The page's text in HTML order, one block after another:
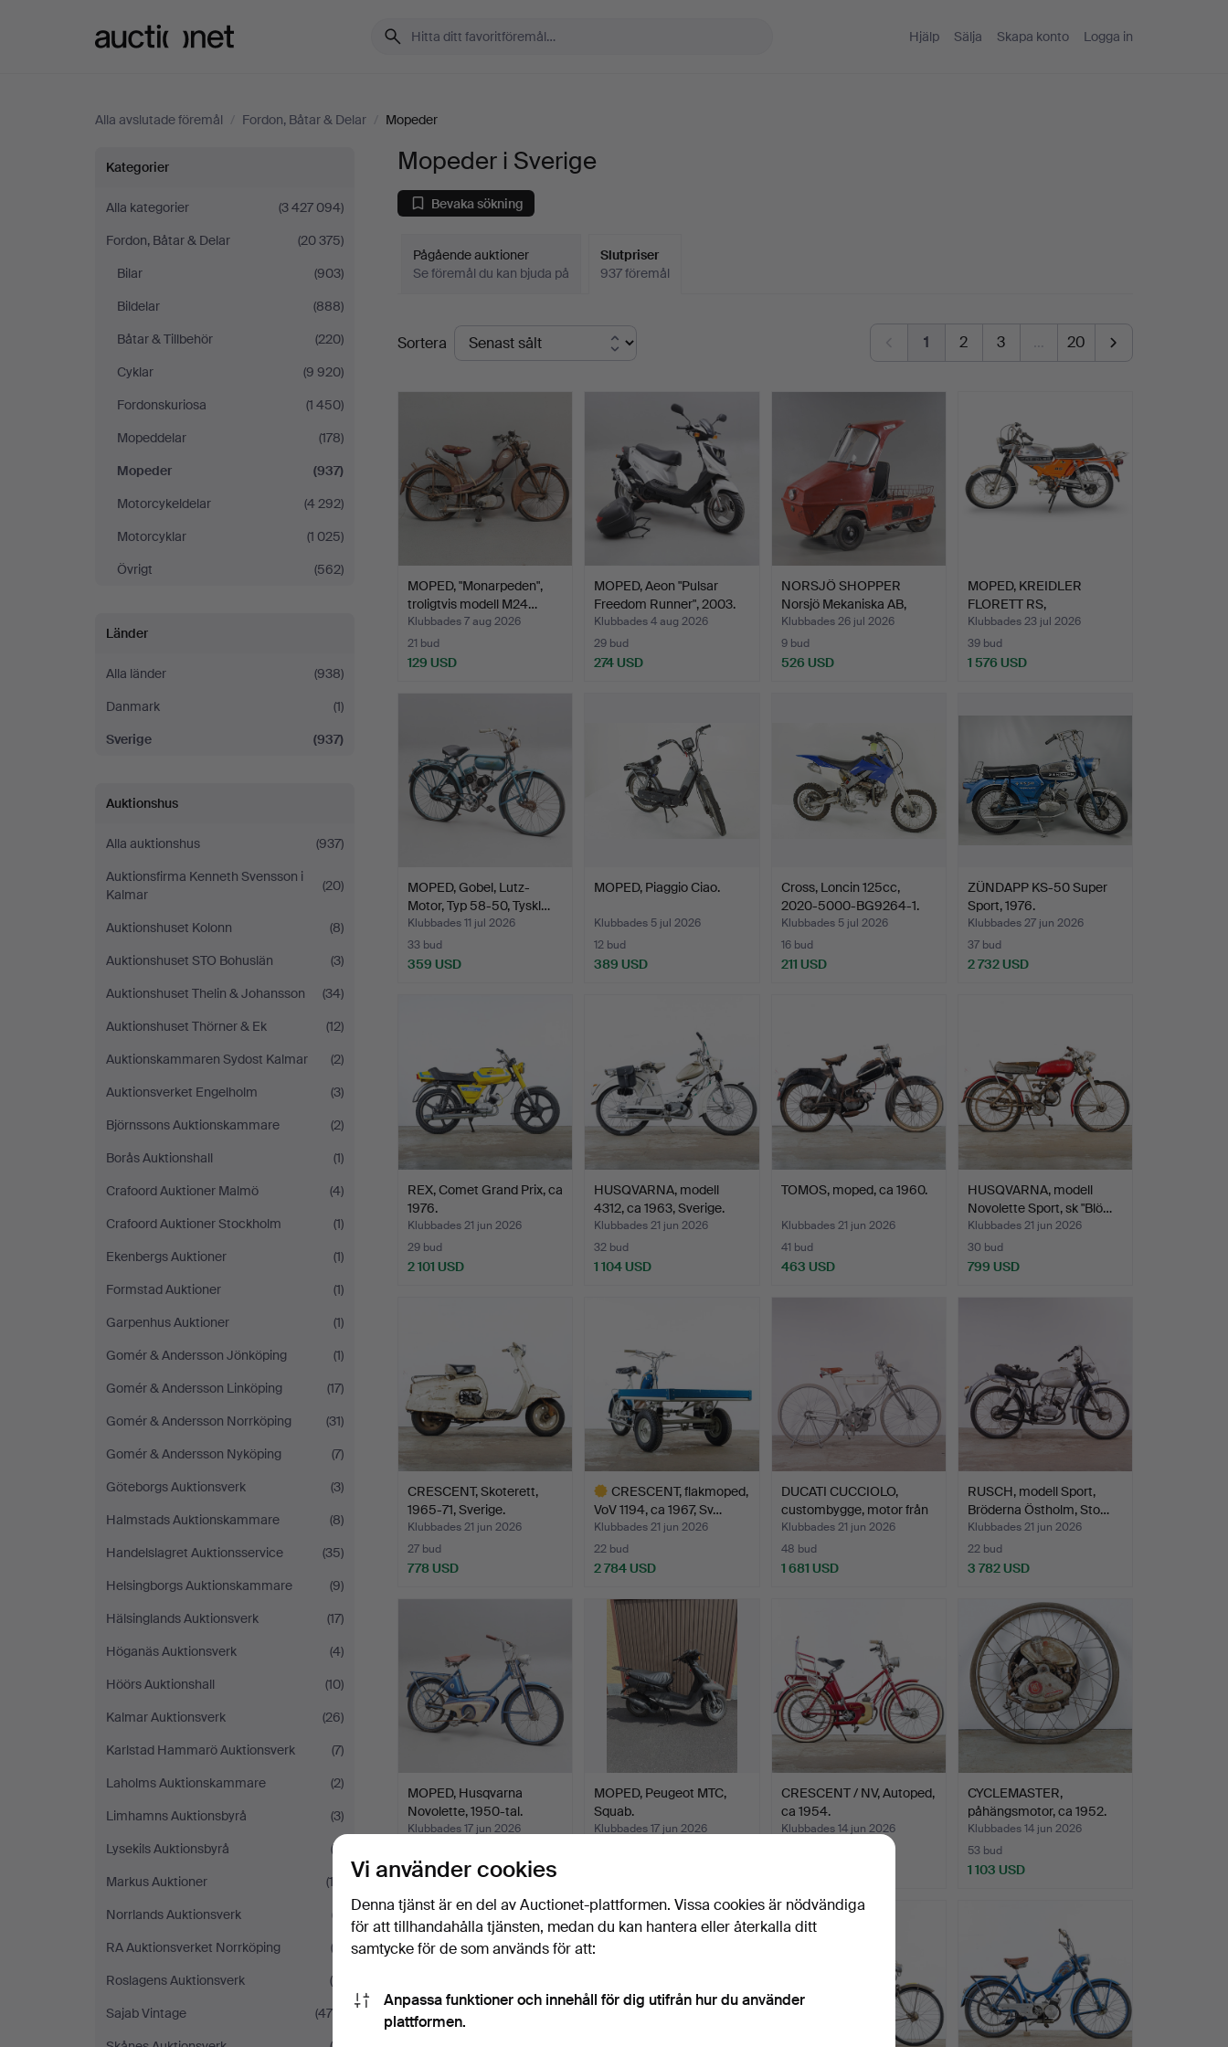
Hjälp Sälja Skapa konto Logga in
Alla avslutade föremål / Fordon, Båtar & Delar / Mopeder
Mopeder
Sverige
Kategorier
Alla kategorier
(3 427 094)
Fordon, Båtar & Delar
(20 375)
Bilar
(903)
Bildelar
(888)
Båtar & Tillbehör
(220)
Cyklar
(9 920)
Fordonskuriosa
(1 450)
Mopeddelar
(178)
Mopeder
(937)
Motorcykeldelar
(4 292)
Motorcyklar
(1 025)
Övrigt
(562)
Länder
Alla länder
(938)
Danmark
(1)
Sverige
(937)
Auktionshus
Alla auktionshus
(937)
Auktionsfirma Kenneth Svensson i
Kalmar
(20)
Auktionshuset Kolonn
(8)
Auktionshuset STO Bohuslän
(3)
Auktionshuset Thelin & Johansson
(34)
Auktionshuset Thörner & Ek
(12)
Auktionskammaren Sydost Kalmar
(2)
Auktionsverket Engelholm
(3)
Björnssons Auktionskammare
(2)
Borås Auktionshall
(1)
Crafoord Auktioner Malmö
(4)
Crafoord Auktioner Stockholm
(1)
Ekenbergs Auktioner
(1)
Formstad Auktioner
(1)
Garpenhus Auktioner
(1)
Gomér & Andersson Jönköping
(1)
Gomér & Andersson Linköping
(17)
Gomér & Andersson Norrköping
(31)
Gomér & Andersson Nyköping
(7)
Göteborgs Auktionsverk
(3)
Halmstads Auktionskammare
(8)
Handelslagret Auktionsservice
(35)
Helsingborgs Auktionskammare
(9)
Hälsinglands Auktionsverk
(17)
Höganäs Auktionsverk
(4)
Höörs Auktionshall
(10)
Kalmar Auktionsverk
(26)
Karlstad Hammarö Auktionsverk
(7)
Laholms Auktionskammare
(2)
Limhamns Auktionsbyrå
(3)
Lysekils Auktionsbyrå
(2)
Markus Auktioner
(12)
Norrlands Auktionsverk
(7)
RA Auktionsverket Norrköping
(2)
Roslagens Auktionsverk
(5)
Sajab Vintage
(479)
Mopeder i Sverige
Bevaka sökning
Pågående auktioner
Se föremål du kan bjuda på
Slutpriser
937 föremål
Slutpriser
Sortera 1 2 3 … 20
MOPED, "Monarpeden",
troligtvis modell M24…
Klubbades 7 aug 2026
21 bud
129 USD
MOPED, Aeon "Pulsar
Freedom Runner", 2003.
Klubbades 4 aug 2026
29 bud
274 USD
NORSJÖ SHOPPER
Norsjö Mekaniska AB,
Forsha…
Klubbades 26 jul 2026
9 bud
526 USD
MOPED, KREIDLER
FLORETT RS,
renoveringsobj…
Klubbades 23 jul 2026
39 bud
1 576 USD
MOPED, Gobel, Lutz-
Motor, Typ 58-50, Tyskl…
Klubbades 11 jul 2026
33 bud
359 USD
MOPED, Piaggio Ciao.
Klubbades 5 jul 2026
12 bud
389 USD
Cross, Loncin 125cc,
2020-5000-BG9264-1.
Klubbades 5 jul 2026
16 bud
211 USD
ZÜNDAPP KS-50 Super
Sport, 1976.
Klubbades 27 jun 2026
37 bud
2 732 USD
REX, Comet Grand Prix, ca
1976.
Klubbades 21 jun 2026
29 bud
2 101 USD
HUSQVARNA, modell
4312, ca 1963, Sverige.
Klubbades 21 jun 2026
32 bud
1 104 USD
TOMOS, moped, ca 1960.
Klubbades 21 jun 2026
41 bud
463 USD
HUSQVARNA, modell
Novolette Sport, sk "Blö…
Klubbades 21 jun 2026
30 bud
799 USD
CRESCENT, Skoterett,
1965-71, Sverige.
Klubbades 21 jun 2026
27 bud
778 USD
CRESCENT, flakmoped,
VoV 1194, ca 1967, Sv…
Klubbades 21 jun 2026
22 bud
2 784 USD
föremål
DUCATI CUCCIOLO,
custombygge, motor från
1…
Klubbades 21 jun 2026
48 bud
1 681 USD
RUSCH, modell Sport,
Bröderna Östholm, Sto…
Klubbades 21 jun 2026
22 bud
3 782 USD
MOPED, Husqvarna
Novolette, 1950-tal.
Klubbades 17 jun 2026
484 USD
MOPED, Peugeot MTC,
Squab.
Klubbades 17 jun 2026
CRESCENT / NV, Autoped,
ca 1954.
Klubbades 14 jun 2026
CYCLEMASTER,
påhängsmotor, ca 1952.
Klubbades 14 jun 2026
53 bud
1 103 USD
Vi använder cookies
Denna tjänst är en del av Auctionet-plattformen. Vissa cookies är nödvändiga
för att tillhandahålla tjänsten, medan du kan hantera eller återkalla ditt
samtycke för de som används för att:
Anpassa funktioner och innehåll för dig utifrån hur du använder
plattformen.